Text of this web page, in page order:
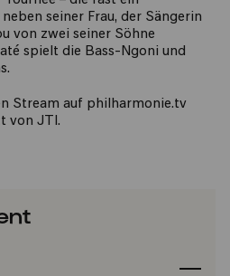
seiner Frau, der Sängerin
von zwei seiner Söhne
spielt die Bass-Ngoni und
Stream auf philharmonie.tv
von JTI.